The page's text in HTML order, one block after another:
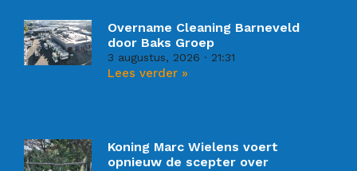
Overname Cleaning Barneveld
door Baks Groep
3 augustus, 2026 21:31
Lees verder »
Koning Marc Wielens voert
opnieuw de scepter over